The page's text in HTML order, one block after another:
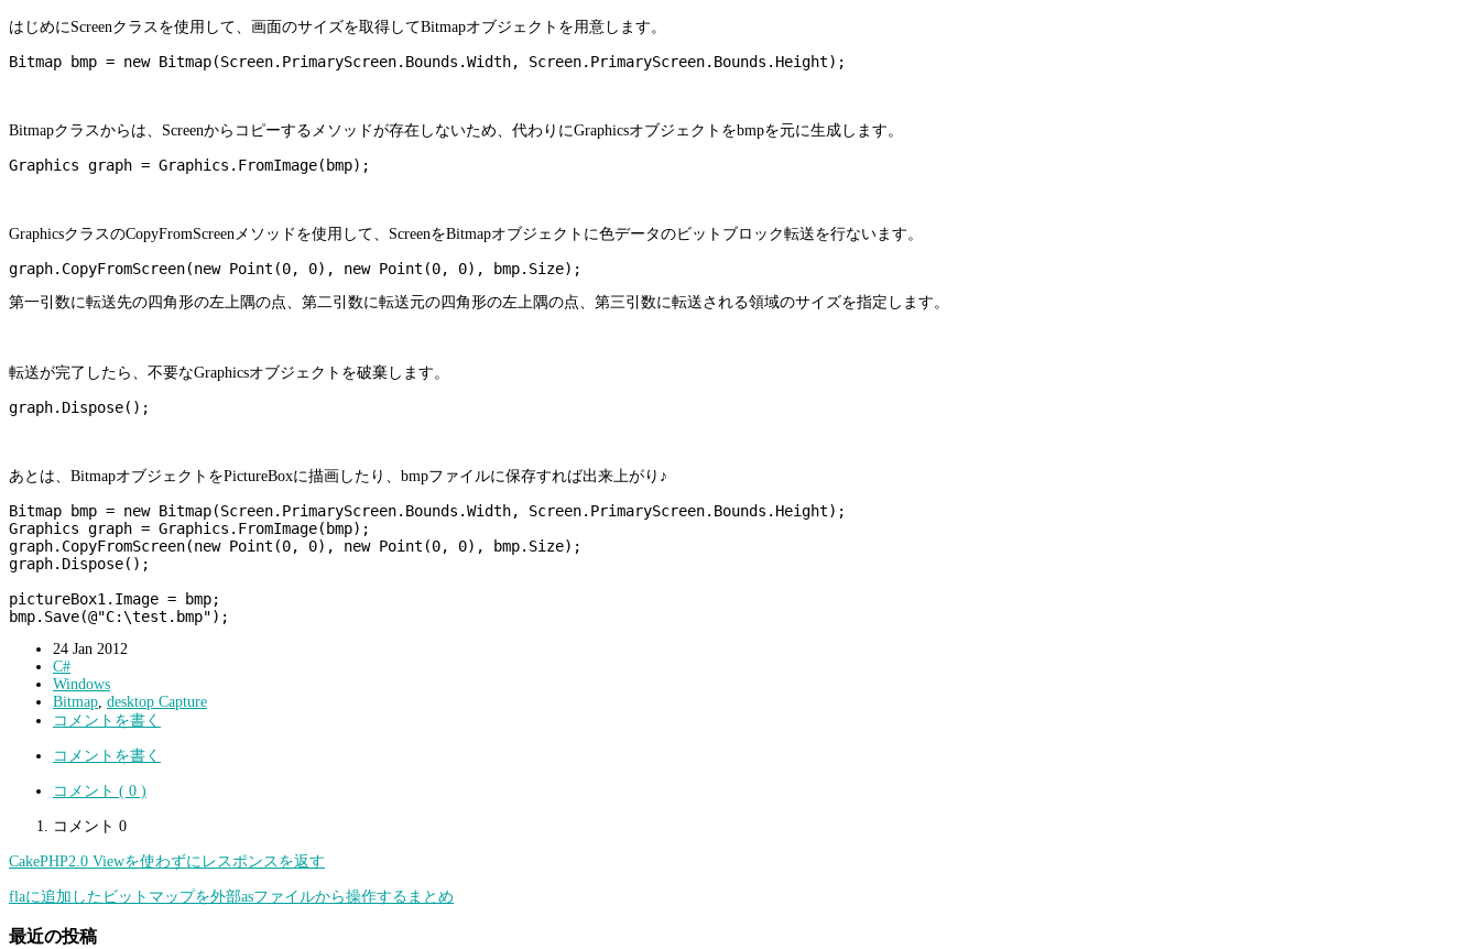
はじめにScreenクラスを使用して、画面のサイズを取得してBitmapオブジェクトを用意します。
Bitmapクラスからは、Screenからコピーするメソッドが存在しないため、代わりにGraphicsオブジェクトをbmpを元に生成します。
GraphicsクラスのCopyFromScreenメソッドを使用して、ScreenをBitmapオブジェクトに色データのビットブロック転送を行ないます。
第一引数に転送先の四角形の左上隅の点、第二引数に転送元の四角形の左上隅の点、第三引数に転送される領域のサイズを指定します。
転送が完了したら、不要なGraphicsオブジェクトを破棄します。
あとは、BitmapオブジェクトをPictureBoxに描画したり、bmpファイルに保存すれば出来上がり♪
Bitmap bmp = new Bitmap(Screen.PrimaryScreen.Bounds.Width, Screen.PrimaryScreen.Bounds.Height);
Graphics graph = Graphics.FromImage(bmp);
graph.CopyFromScreen(new Point(0, 0), new Point(0, 0), bmp.Size);
graph.Dispose();
pictureBox1.Image = bmp;
24 Jan 2012
C#
Windows
Bitmap desktop Capture
コメントを書く
コメントを書く
コメント ( 0 )
コメント 0
CakePHP2.0 Viewを使わずにレスポンスを返す
flaに追加したビットマップを外部asファイルから操作するまとめ
最近の投稿